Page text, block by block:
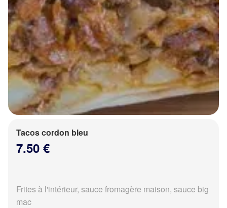
Tacos cordon bleu
7.50 €
Frites à l'intérieur, sauce fromagère maison, sauce big
mac